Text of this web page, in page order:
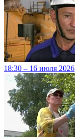
18:30 – 16 июля 2026